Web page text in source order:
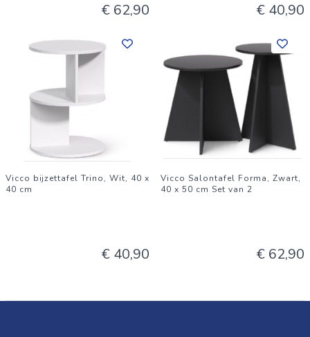
montagemateriaal (decoratie niet inbegrepen)
€ 62,90 € 40,90
Vicco bijzettafel Trino, Wit, 40 x
40 cm
€ 40,90
Vicco Salontafel Forma, Zwart,
40 x 50 cm Set van 2
€ 62,90